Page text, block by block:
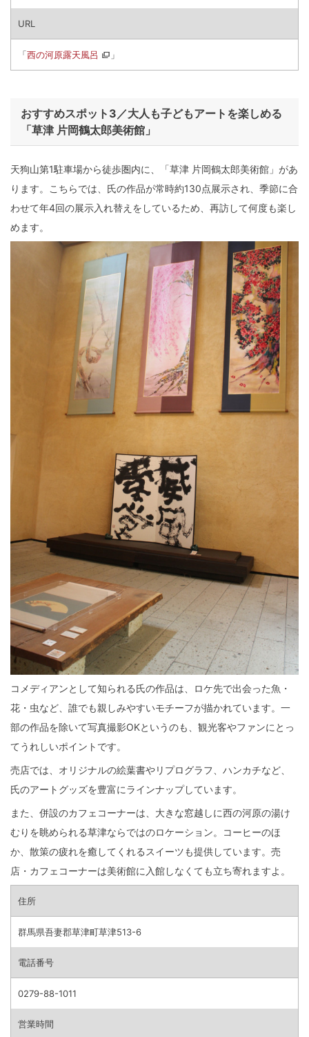
URL
「西の河原露天風呂 」
おすすめスポット3／大人も子どもアートを楽しめる
「草津 片岡鶴太郎美術館」
天狗山第1駐車場から徒歩圏内に、「草津 片岡鶴太郎美術館」があ
ります。こちらでは、氏の作品が常時約130点展示され、季節に合
わせて年4回の展示入れ替えをしているため、再訪して何度も楽し
めます。
コメディアンとして知られる氏の作品は、ロケ先で出会った魚・
花・虫など、誰でも親しみやすいモチーフが描かれています。一
部の作品を除いて写真撮影OKというのも、観光客やファンにとっ
てうれしいポイントです。
売店では、オリジナルの絵葉書やリプログラフ、ハンカチなど、
氏のアートグッズを豊富にラインナップしています。
また、併設のカフェコーナーは、大きな窓越しに西の河原の湯け
むりを眺められる草津ならではのロケーション。コーヒーのほ
か、散策の疲れを癒してくれるスイーツも提供しています。売
店・カフェコーナーは美術館に入館しなくても立ち寄れますよ。
住所
群馬県吾妻郡草津町草津513-6
電話番号
0279-88-1011
営業時間